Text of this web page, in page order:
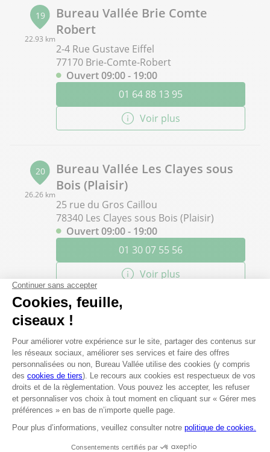
19
22.93 km
Bureau Vallée Brie Comte
Robert
2-4 Rue Gustave Eiffel
77170 Brie-Comte-Robert
Ouvert 09:00 - 19:00
01 64 88 13 95
Voir plus
20
26.26 km
Bureau Vallée Les Clayes sous
Bois (Plaisir)
25 rue du Gros Caillou
78340 Les Clayes sous Bois (Plaisir)
Ouvert 09:00 - 19:00
01 30 07 55 56
Voir plus
21
26.46 km
Bureau Vallée Villeparisis
Avenue Jean Monnet - ZAC de l'Ambresis
77270 Villeparisis
Ouvert 10:00 - 19:00
01 60 93 91 05
Voir plus